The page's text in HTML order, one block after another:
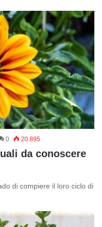
0 20.895
da conoscere
di compiere il loro ciclo di